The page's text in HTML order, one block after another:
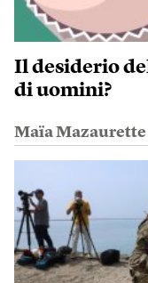
Il desiderio
di uomini?
Maïa Mazaurette